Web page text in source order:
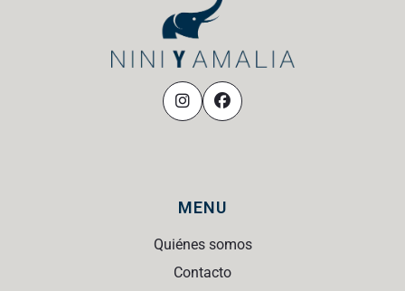
MENU
Quiénes somos
Contacto